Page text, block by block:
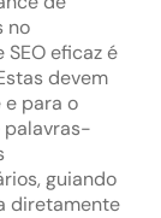
no
eficaz é
devem
para o
palavras-
guiando
diretamente